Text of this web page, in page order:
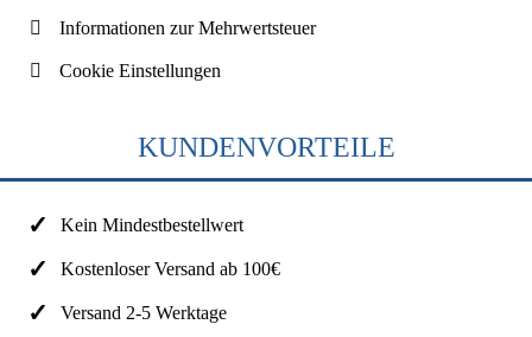
Informationen zur Mehrwertsteuer
Cookie Einstellungen
KUNDENVORTEILE
Kein Mindestbestellwert
Kostenloser Versand ab 100€
Versand 2-5 Werktage